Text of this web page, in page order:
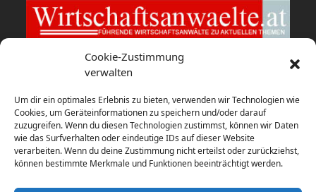
Cookie-Zustimmung
verwalten
Um dir ein optimales Erlebnis zu bieten, verwenden wir Technologien wie
Cookies, um Geräteinformationen zu speichern und/oder darauf
zuzugreifen. Wenn du diesen Technologien zustimmst, können wir Daten
wie das Surfverhalten oder eindeutige IDs auf dieser Website
verarbeiten. Wenn du deine Zustimmung nicht erteilst oder zurückziehst,
können bestimmte Merkmale und Funktionen beeinträchtigt werden.
Wirtschaftsanwaelte.at
Zusammenschluss: Ecker Pindeus
Vogl Rechtsanwält:innen
8. August 2026